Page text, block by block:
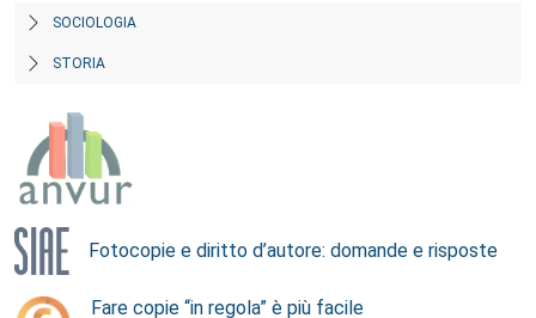
SOCIOLOGIA
STORIA
Fotocopie e diritto d’autore: domande e risposte
Fare copie “in regola” è più facile